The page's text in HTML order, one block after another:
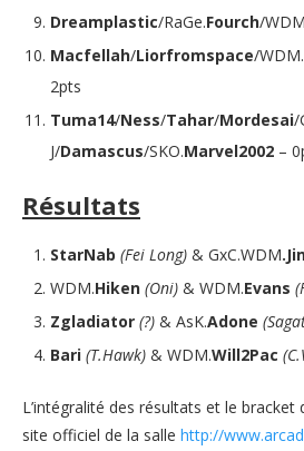
Dreamplastic/RaGe.Fourch/
Macfellah/Liorfromspace/WDM.
2pts
Tuma14/Ness/Tahar/Mordesai/
J/Damascus/SKO.Marvel2002 –
Résultats
StarNab (Fei Long) & GxC.WDM
WDM.Hiken (Oni) & WDM.Evans
Zgladiator (?) & AsK.Adone
Bari (T.Hawk) & WDM.Will2Pac
L’intégralité des résultats et le
site officiel de la salle http://